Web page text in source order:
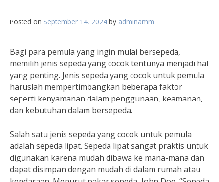
Posted on September 14, 2024 by adminamm
Bagi para pemula yang ingin mulai bersepeda,
memilih jenis sepeda yang cocok tentunya menjadi hal
yang penting. Jenis sepeda yang cocok untuk pemula
haruslah mempertimbangkan beberapa faktor
seperti kenyamanan dalam penggunaan, keamanan,
dan kebutuhan dalam bersepeda.
Salah satu jenis sepeda yang cocok untuk pemula
adalah sepeda lipat. Sepeda lipat sangat praktis untuk
digunakan karena mudah dibawa ke mana-mana dan
dapat disimpan dengan mudah di dalam rumah atau